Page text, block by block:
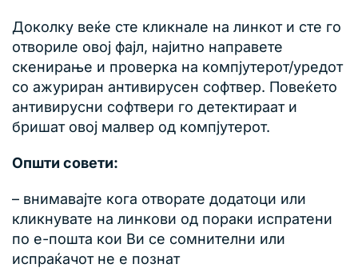
Доколку веќе сте кликнале на линкот и сте го
отвориле овој фајл, најитно направете
скенирање и проверка на компјутерот/уредот
со ажуриран антивирусен софтвер. Повеќето
антивирусни софтвери го детектираат и
бришат овој малвер од компјутерот.
Општи совети:
– внимавајте кога отворате додатоци или
кликнувате на линкови од пораки испратени
по е-пошта кои Ви се сомнителни или
испраќачот не е познат